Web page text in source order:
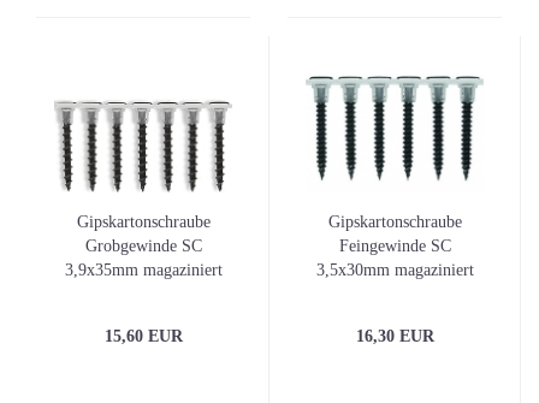
Gipskartonschraube
Grobgewinde SC
3,9x35mm magaziniert
15,60 EUR
Gipskartonschraube
Feingewinde SC
3,5x30mm magaziniert
16,30 EUR